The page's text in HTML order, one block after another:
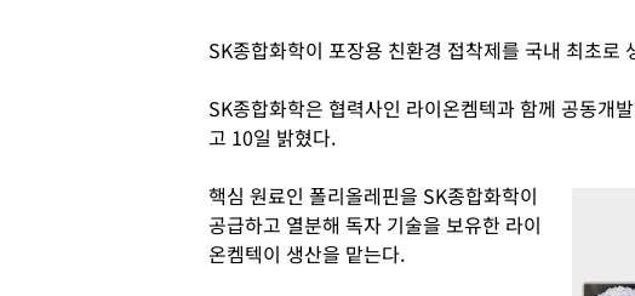
SK종합화학이 포장용 친환경 접착제를 국내 최초로
SK종합화학은 협력사인 라이온켐텍과 함께 공동개
고 10일 밝혔다.
핵심 원료인 폴리올레핀을 SK종합화학이
공급하고 열분해 독자 기술을 보유한 라이
온켐텍이 생산을 맡는다.